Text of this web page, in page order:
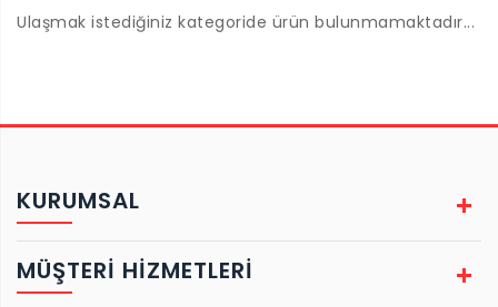
Ulaşmak istediğiniz kategoride ürün bulunmamaktadır...
KURUMSAL
MÜŞTERİ HİZMETLERİ